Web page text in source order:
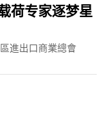
荷专家逐梦星
進出口商業總會